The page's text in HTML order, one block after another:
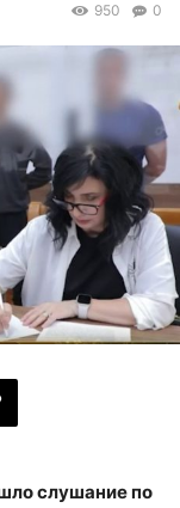
0
950
слушание по